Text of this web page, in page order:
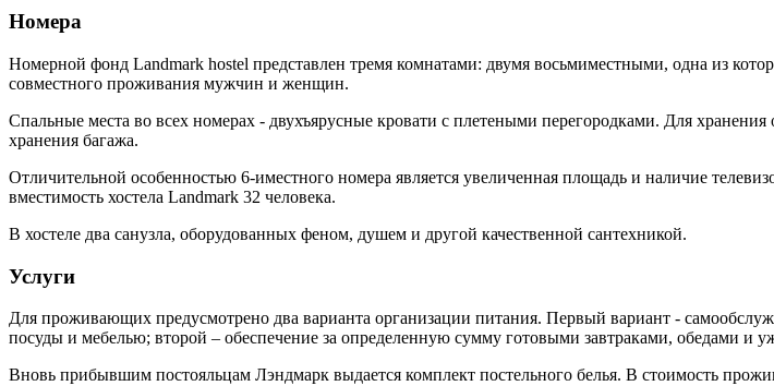
Номера
Номерной фонд Landmark hostel представлен тремя комнатами: двумя восьмиместными, одна из
совместного проживания мужчин и женщин.
Спальные места во всех номерах - двухъярусные кровати с плетеными перегородками. Для
хранения багажа.
Отличительной особенностью 6-иместного номера является увеличенная площадь и наличие
вместимость хостела Landmark 32 человека.
В хостеле два санузла, оборудованных феном, душем и другой качественной сантехникой.
Услуги
Для проживающих предусмотрено два варианта организации питания. Первый вариант -
посуды и мебелью; второй – обеспечение за определенную сумму готовыми завтраками, обедами и
Вновь прибывшим постояльцам Лэндмарк выдается комплект постельного белья. В стоимость